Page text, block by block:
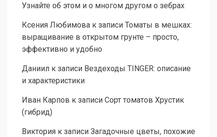
Узнайте об этом и о многом другом о зебрах
Ксения Любимова к записи Томаты в мешках:
выращивание в открытом грунте – просто,
эффективно и удобно
Даниил к записи Вездеходы TINGER: описание
и характеристики
Иван Карпов к записи Сорт томатов Хрустик
(гибрид)
Виктория к записи Загадочные цветы, похожие